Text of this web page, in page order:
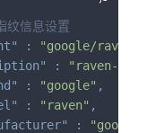
纹信息设置
:
"google/raven/
:
"raven-
: "google" ,
: "raven" ,
:
"google"